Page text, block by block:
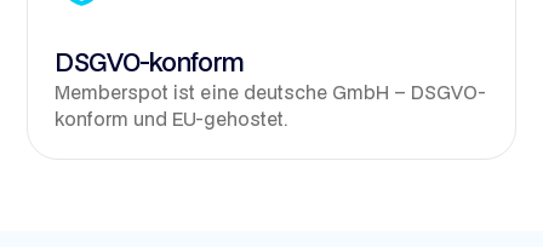
DSGVO-konform
Memberspot ist eine deutsche GmbH – DSGVO-
konform und EU-gehostet.